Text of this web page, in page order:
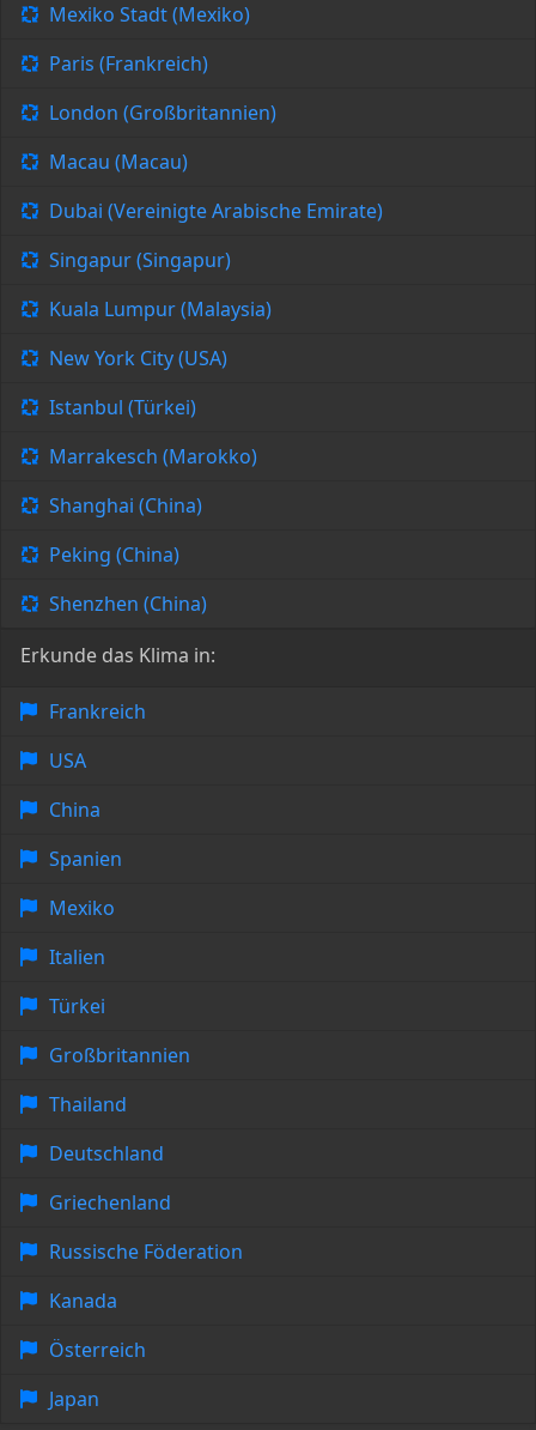
Mexiko Stadt (Mexiko)
Paris (Frankreich)
London (Großbritannien)
Macau (Macau)
Dubai (Vereinigte Arabische Emirate)
Singapur (Singapur)
Kuala Lumpur (Malaysia)
New York City (USA)
Istanbul (Türkei)
Marrakesch (Marokko)
Shanghai (China)
Peking (China)
Shenzhen (China)
Erkunde das Klima in:
Frankreich
USA
China
Spanien
Mexiko
Italien
Türkei
Großbritannien
Thailand
Deutschland
Griechenland
Russische Föderation
Kanada
Österreich
Japan